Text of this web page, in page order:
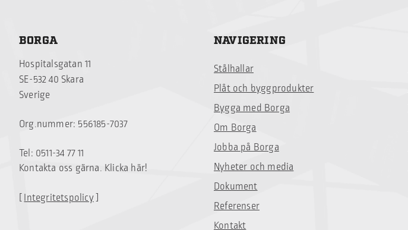
BORGA
Hospitalsgatan 11
SE-532 40 Skara
Sverige
Org.nummer: 556185-7037
Tel: 0511-34 77 11
Kontakta oss gärna. Klicka här!
[Integritetspolicy]
NAVIGERING
Stålhallar
Plåt och byggprodukter
Bygga med Borga
Om Borga
Jobba på Borga
Nyheter och media
Dokument
Referenser
Kontakt